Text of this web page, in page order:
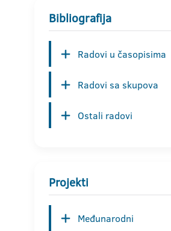
Bibliografija
Radovi u časopisima
Radovi sa skupova
Ostali radovi
Projekti
Međunarodni